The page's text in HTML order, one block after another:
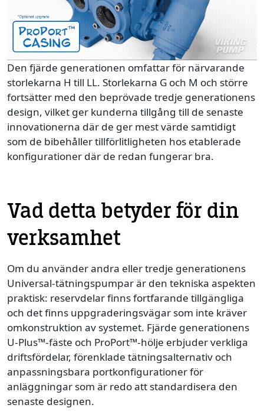
Den fjärde generationen omfattar för närvarande
storlekarna H till LL. Storlekarna G och M och större
fortsätter med den beprövade tredje generationens
design, vilket ger kunderna tillgång till de senaste
innovationerna där de ger mest värde samtidigt
som de bibehåller tillförlitligheten hos etablerade
konfigurationer där de redan fungerar bra.
Vad detta betyder för din
verksamhet
Om du använder andra eller tredje generationens
Universal-tätningspumpar är den tekniska aspekten
praktisk: reservdelar finns fortfarande tillgängliga
och det finns uppgraderingsvägar som inte kräver
omkonstruktion av systemet. Fjärde generationens
U-Plus™-fäste och ProPort™-hölje erbjuder verkliga
driftsfördelar, förenklade tätningsalternativ och
anpassningsbara portkonfigurationer för
anläggningar som är redo att standardisera den
senaste designen.